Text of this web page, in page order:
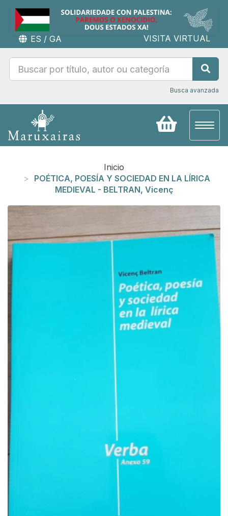
ES / GA VISITA VIRTUAL
Busca avanzada
Inicio
POÉTICA, POESÍA Y SOCIEDAD EN LA LÍRICA
MEDIEVAL - BELTRAN, Vicenç